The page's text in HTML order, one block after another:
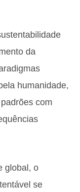
da
humanidade,
com
global, o
se